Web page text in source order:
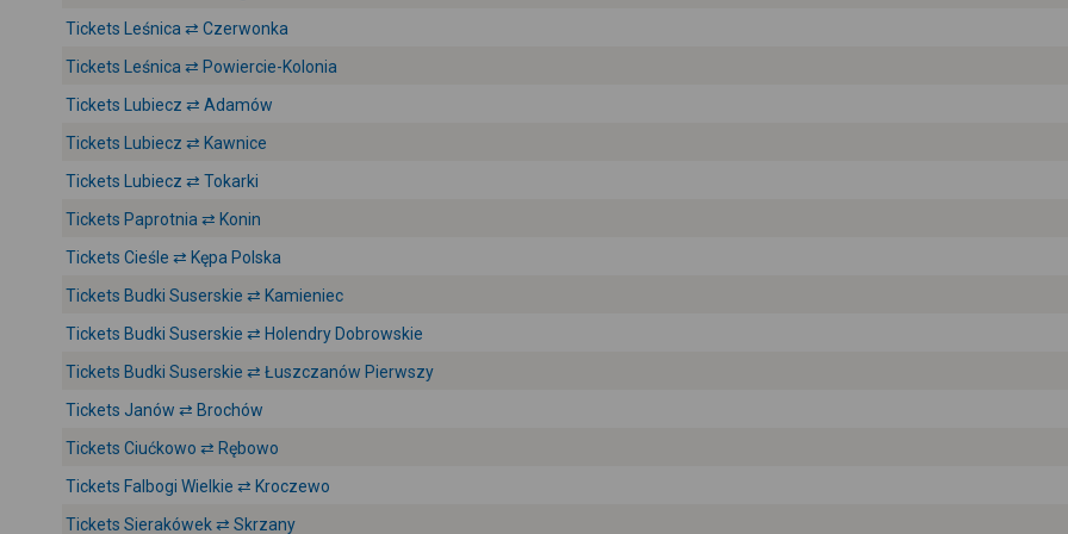
Tickets Leśnica ⇄ Czerwonka
Tickets Leśnica ⇄ Powiercie-Kolonia
Tickets Lubiecz ⇄ Adamów
Tickets Lubiecz ⇄ Kawnice
Tickets Lubiecz ⇄ Tokarki
Tickets Paprotnia ⇄ Konin
Tickets Cieśle ⇄ Kępa Polska
Tickets Budki Suserskie ⇄ Kamieniec
Tickets Budki Suserskie ⇄ Holendry Dobrowskie
Tickets Budki Suserskie ⇄ Łuszczanów Pierwszy
Tickets Janów ⇄ Brochów
Tickets Ciućkowo ⇄ Rębowo
Tickets Falbogi Wielkie ⇄ Kroczewo
Tickets Sierakówek ⇄ Skrzany